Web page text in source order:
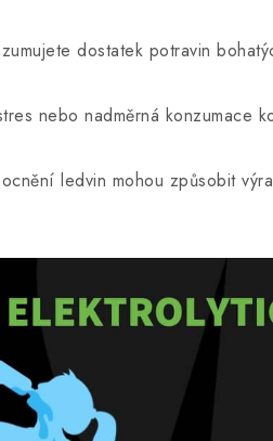
dostatek potravin
nebo nadměrná konzumace
ledvin mohou způsobit